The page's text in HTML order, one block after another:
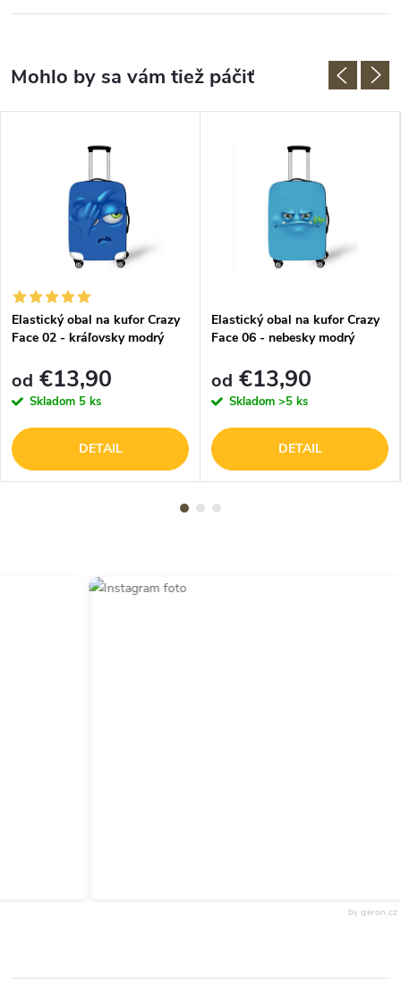
Elastický obal na kufor Crazy
Face 02 - kráľovsky modrý
od €13,90
Skladom 5 ks
DETAIL
Elastický obal na kufor Crazy
Face 06 - nebesky modrý
od €13,90
Skladom >5 ks
DETAIL
by qeron.cz